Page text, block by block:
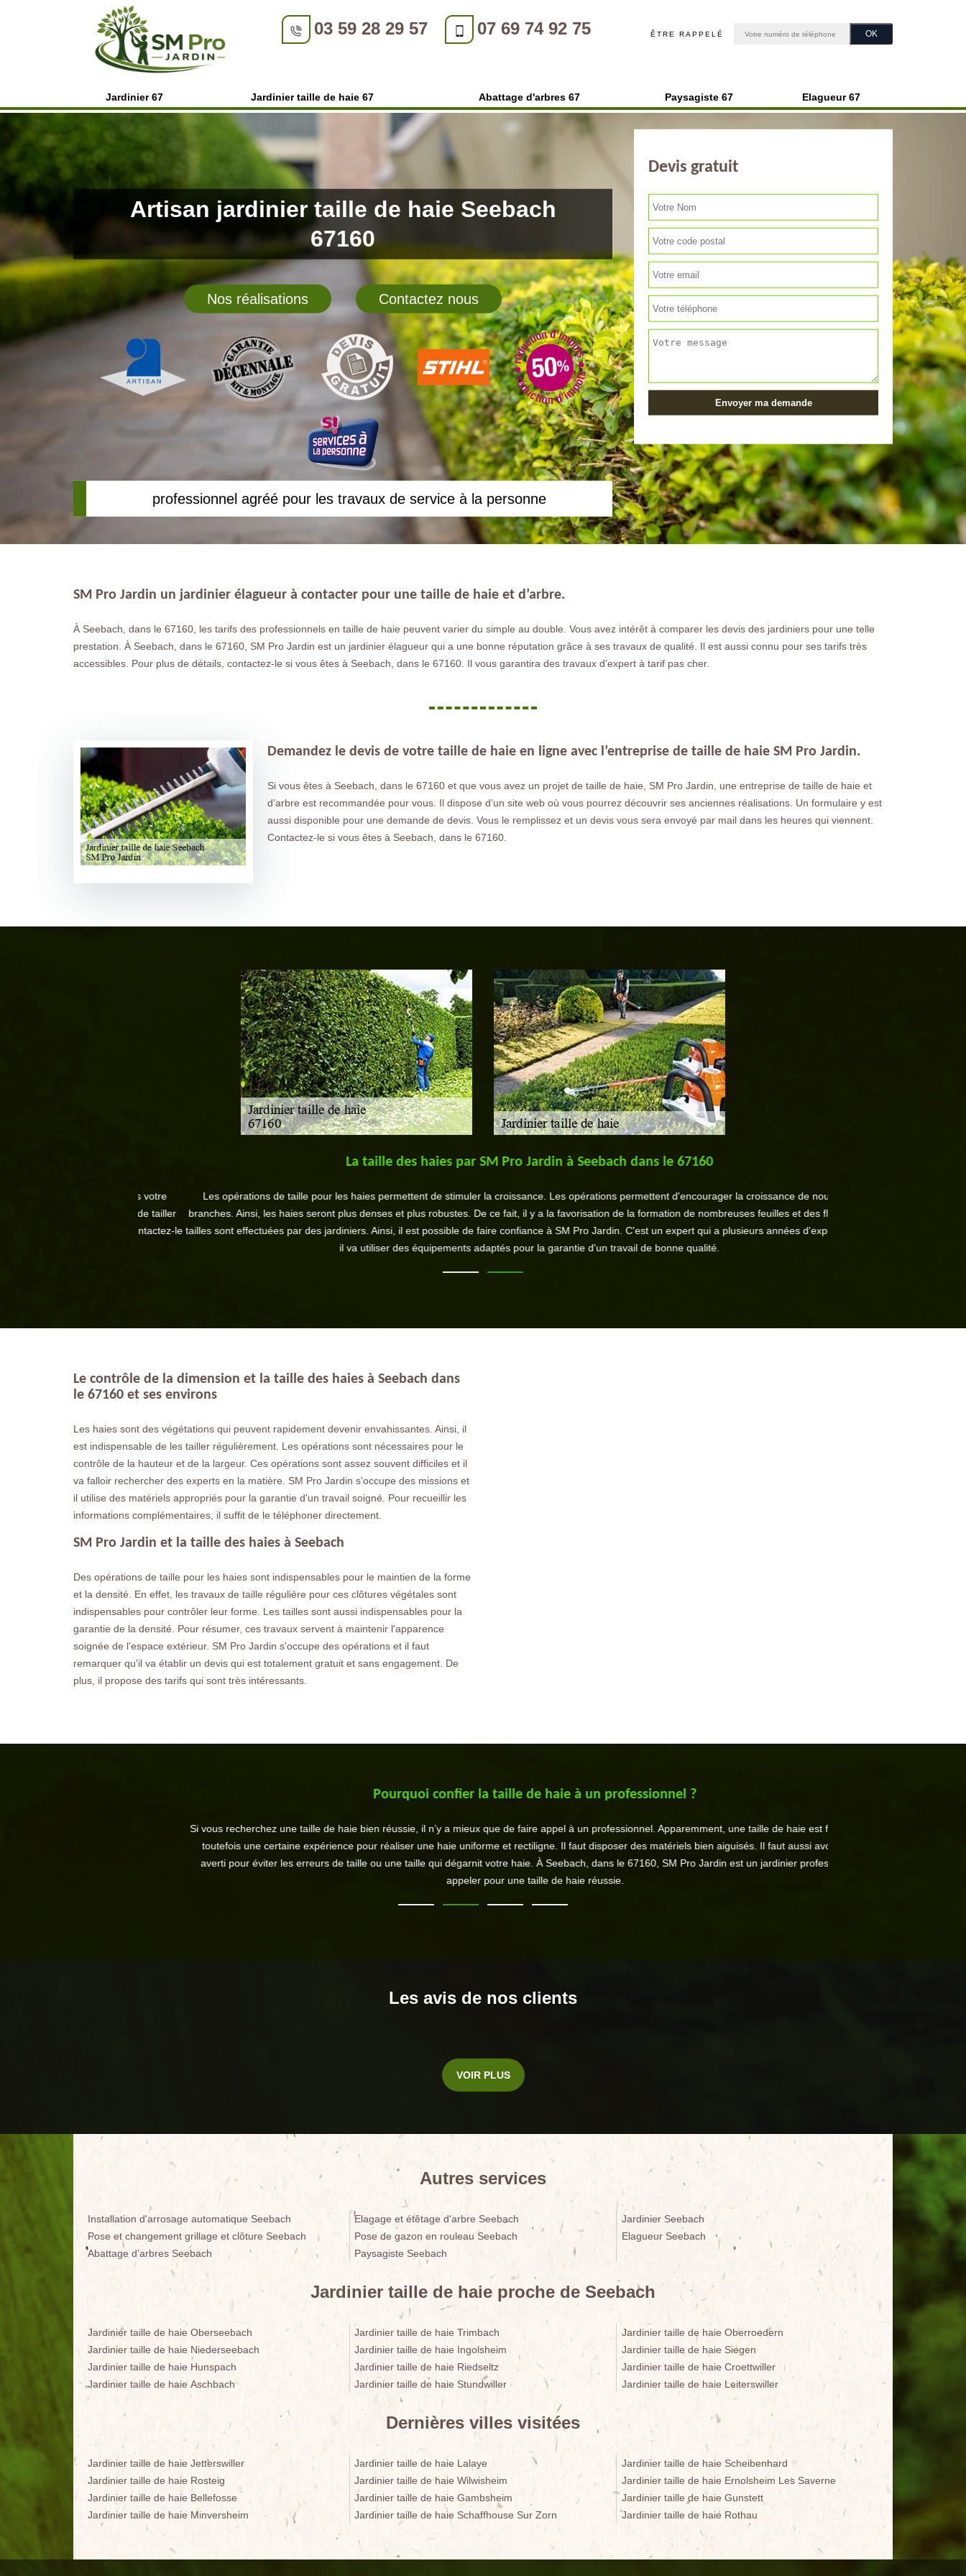
03 59 28 29 57 07 69 74 92 75 ÊTRE RAPPELÉ
Jardinier 67 Jardinier taille de haie 67 Abattage d'arbres 67 Paysagiste 67 Elagueur 67
Artisan jardinier taille de haie Seebach
67160
Nos réalisations Contactez nous
professionnel agréé pour les travaux de service à la personne
Devis gratuit
SM Pro Jardin un jardinier élagueur à contacter pour une taille de haie et d’arbre.
À Seebach, dans le 67160, les tarifs des professionnels en taille de haie peuvent varier du simple au double. Vous avez intérêt à comparer les devis des jardiniers pour une telle
prestation. À Seebach, dans le 67160, SM Pro Jardin est un jardinier élagueur qui a une bonne réputation grâce à ses travaux de qualité. Il est aussi connu pour ses tarifs très
accessibles. Pour plus de détails, contactez-le si vous êtes à Seebach, dans le 67160. Il vous garantira des travaux d’expert à tarif pas cher.
Demandez le devis de votre taille de haie en ligne avec l’entreprise de taille de haie SM Pro Jardin.
Si vous êtes à Seebach, dans le 67160 et que vous avez un projet de taille de haie, SM Pro Jardin, une entreprise de taille de haie et
d’arbre est recommandée pour vous. Il dispose d’un site web où vous pourrez découvrir ses anciennes réalisations. Un formulaire y est
aussi disponible pour une demande de devis. Vous le remplissez et un devis vous sera envoyé par mail dans les heures qui viennent.
Contactez-le si vous êtes à Seebach, dans le 67160.
La taille des haies par SM Pro Jardin à Seebach dans le 67160
Les opérations de taille pour les haies permettent de stimuler la croissance. Les opérations permettent d'encourager la croissance de nouvelles
branches. Ainsi, les haies seront plus denses et plus robustes. De ce fait, il y a la favorisation de la formation de nombreuses feuilles et des fleurs. Les
tailles sont effectuées par des jardiniers. Ainsi, il est possible de faire confiance à SM Pro Jardin. C'est un expert qui a plusieurs années d'expérience et
il va utiliser des équipements adaptés pour la garantie d'un travail de bonne qualité.
Le contrôle de la dimension et la taille des haies à Seebach dans
le 67160 et ses environs
Les haies sont des végétations qui peuvent rapidement devenir envahissantes. Ainsi, il
est indispensable de les tailler régulièrement. Les opérations sont nécessaires pour le
contrôle de la hauteur et de la largeur. Ces opérations sont assez souvent difficiles et il
va falloir rechercher des experts en la matière. SM Pro Jardin s'occupe des missions et
il utilise des matériels appropriés pour la garantie d'un travail soigné. Pour recueillir les
informations complémentaires, il suffit de le téléphoner directement.
SM Pro Jardin et la taille des haies à Seebach
Des opérations de taille pour les haies sont indispensables pour le maintien de la forme
et la densité. En effet, les travaux de taille régulière pour ces clôtures végétales sont
indispensables pour contrôler leur forme. Les tailles sont aussi indispensables pour la
garantie de la densité. Pour résumer, ces travaux servent à maintenir l'apparence
soignée de l'espace extérieur. SM Pro Jardin s'occupe des opérations et il faut
remarquer qu'il va établir un devis qui est totalement gratuit et sans engagement. De
plus, il propose des tarifs qui sont très intéressants.
Pourquoi confier la taille de haie à un professionnel ?
Si vous recherchez une taille de haie bien réussie, il n’y a mieux que de faire appel à un professionnel. Apparemment, une taille de haie est facile. Il faut
toutefois une certaine expérience pour réaliser une haie uniforme et rectiligne. Il faut disposer des matériels bien aiguisés. Il faut aussi avoir un œil
averti pour éviter les erreurs de taille ou une taille qui dégarnit votre haie. À Seebach, dans le 67160, SM Pro Jardin est un jardinier professionnel à
appeler pour une taille de haie réussie.
Les avis de nos clients
VOIR PLUS
Autres services
Installation d'arrosage automatique Seebach
Pose et changement grillage et clôture Seebach
Abattage d'arbres Seebach
Elagage et étêtage d'arbre Seebach
Pose de gazon en rouleau Seebach
Paysagiste Seebach
Jardinier Seebach
Elagueur Seebach
Jardinier taille de haie proche de Seebach
Jardinier taille de haie Oberseebach
Jardinier taille de haie Niederseebach
Jardinier taille de haie Hunspach
Jardinier taille de haie Aschbach
Jardinier taille de haie Trimbach
Jardinier taille de haie Ingolsheim
Jardinier taille de haie Riedseltz
Jardinier taille de haie Stundwiller
Jardinier taille de haie Oberroedern
Jardinier taille de haie Siegen
Jardinier taille de haie Croettwiller
Jardinier taille de haie Leiterswiller
Dernières villes visitées
Jardinier taille de haie Jetterswiller
Jardinier taille de haie Rosteig
Jardinier taille de haie Bellefosse
Jardinier taille de haie Minversheim
Jardinier taille de haie Lalaye
Jardinier taille de haie Wilwisheim
Jardinier taille de haie Gambsheim
Jardinier taille de haie Schaffhouse Sur Zorn
Jardinier taille de haie Scheibenhard
Jardinier taille de haie Ernolsheim Les Saverne
Jardinier taille de haie Gunstett
Jardinier taille de haie Rothau